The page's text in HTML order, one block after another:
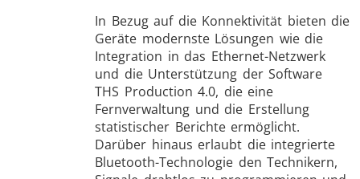
In Bezug auf die Konnektivität bieten die
Geräte modernste Lösungen wie die
Integration in das Ethernet-Netzwerk
und die Unterstützung der Software
THS Production 4.0, die eine
Fernverwaltung und die Erstellung
statistischer Berichte ermöglicht.
Darüber hinaus erlaubt die integrierte
Bluetooth-Technologie den Technikern,